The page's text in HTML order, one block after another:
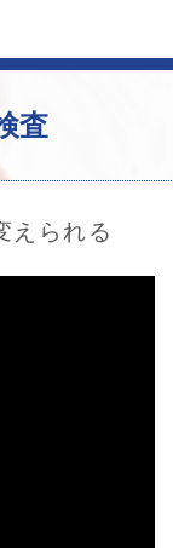
査
えられる